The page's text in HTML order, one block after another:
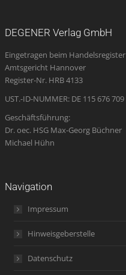
new
window
new
window
new
window
opens
in
new
new
DEGENER Verlag GmbH
Eingetragen beim Handelsregister
Amtsgericht Hannover
Register-Nr. HRB 4133
UST.-ID-NUMMER: DE 115 676 709
Geschäftsführung:
Dr. oec. HSG Max-Georg Büchner
Michael Hühn
Navigation
Impressum
Hinweisgeberstelle
Datenschutz